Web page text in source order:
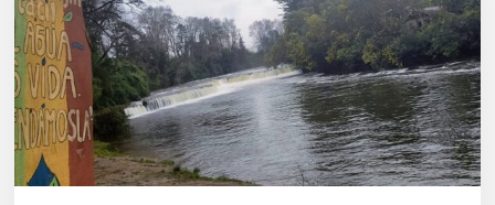
Donguil
y
el
territorio
Kuzpe